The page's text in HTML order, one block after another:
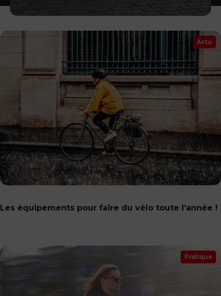
Actu
Les équipements pour faire du vélo toute l’année !
Pratique